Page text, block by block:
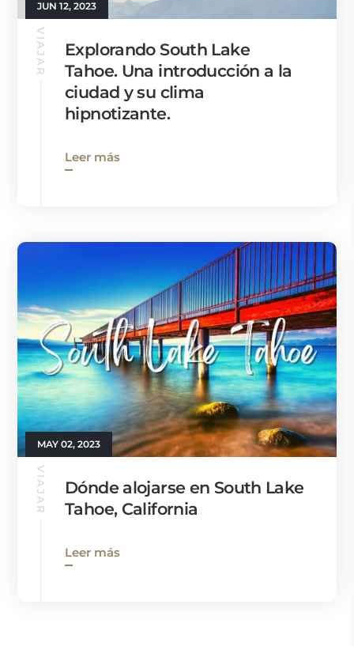
JUN 12, 2023
VIAJAR
Explorando South Lake
Tahoe. Una introducción a la
ciudad y su clima
hipnotizante.
Leer más
MAY 02, 2023
VIAJAR
Dónde alojarse en South Lake
Tahoe, California
Leer más